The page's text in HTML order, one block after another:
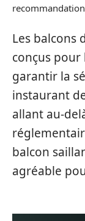
Les balcons
conçus
garantir la
instaurant
allant au-
balcon
agréable